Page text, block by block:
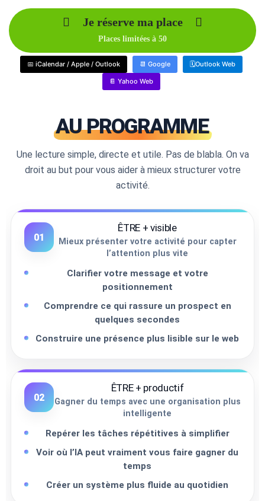
Je réserve ma place
Places limitées à 50
📅 iCalendar / Apple / Outlook 📆 Google 🗓Outlook Web
📔 Yahoo Web
AU PROGRAMME
Une lecture simple, directe et utile. Pas de blabla. On va
droit au but pour vous aider à mieux structurer votre
activité.
01
ÊTRE + visible
Mieux présenter votre activité pour capter
l’attention plus vite
Clarifier votre message et votre
positionnement
Comprendre ce qui rassure un prospect en
quelques secondes
Construire une présence plus lisible sur le web
02
ÊTRE + productif
Gagner du temps avec une organisation plus
intelligente
Repérer les tâches répétitives à simplifier
Voir où l’IA peut vraiment vous faire gagner du
temps
Créer un système plus fluide au quotidien